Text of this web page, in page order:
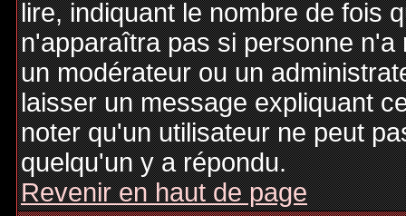
lire, indiquant le nombre de fois
n'apparaîtra pas si personne
un modérateur ou un
laisser un message expliquant
noter qu'un utilisateur ne peut
quelqu'un y a répondu.
Revenir en haut de page